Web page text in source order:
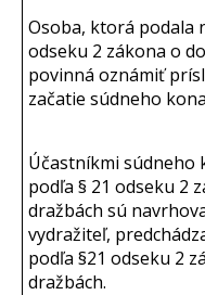
Osoba, ktorá podala
odseku 2 zákona o
povinná oznámiť
začatie súdneho
Účastníkmi súdneho
podľa § 21 odseku 2
dražbách sú
vydražiteľ,
podľa §21 odseku 2
dražbách.